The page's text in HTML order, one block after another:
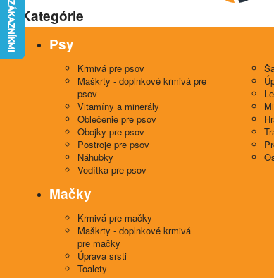
Kategórie
Psy
Krmivá pre psov
Maškrty - doplnkové krmivá pre
psov
Vitamíny a minerály
Oblečenie pre psov
Obojky pre psov
Postroje pre psov
Náhubky
Vodítka pre psov
Mačky
Krmivá pre mačky
Maškrty - doplnkové krmivá
pre mačky
Úprava srsti
Toalety